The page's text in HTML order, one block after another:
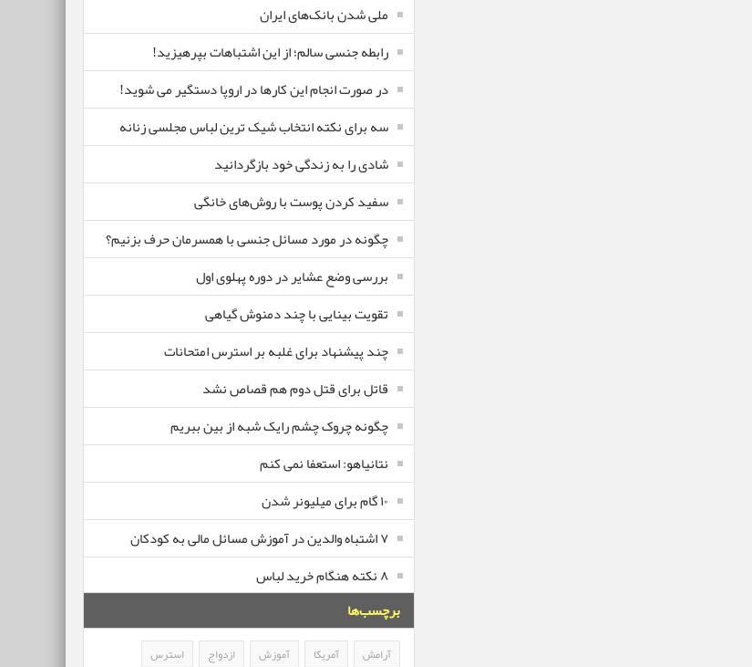
ملی شدن بانک‌های ایران
رابطه جنسی سالم؛ از این اشتباهات بپرهیزید!
در صورت انجام این کارها در اروپا دستگیر می شوید!
سه برای نکته انتخاب شیک ترین لباس مجلسی زنانه
شادی را به زندگی خود بازگردانید
سفید کردن پوست با روش‌های خانگی
چگونه در مورد مسائل جنسی با همسرمان حرف بزنیم؟
بررسی وضع عشایر در دوره پهلوی اول
تقویت بینایی با چند دمنوش گیاهی
چند پیشنهاد برای غلبه بر استرس امتحانات
قاتل برای قتل دوم هم قصاص نشد
چگونه چروک چشم رایک شبه از بین ببریم
نتانیاهو: استعفا نمی کنم
۱۰ گام برای میلیونر شدن
۷ اشتباه والدین در آموزش مسائل مالی به کودکان
۸ نکته هنگام خرید لباس
برچسب‌ها
آرامش آمریکا آموزش ازدواج
استرس